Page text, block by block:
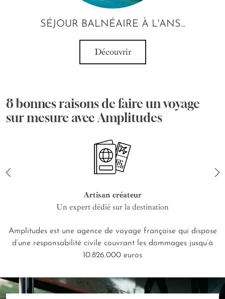
SÉJOUR BALNÉAIRE À L'ANS...
Découvrir
8 bonnes raisons de faire un voyage
sur mesure avec Amplitudes
Artisan créateur
Un expert dédié sur la destination
Amplitudes est une agence de voyage française qui dispose
d’une responsabilité civile couvrant les dommages jusqu’à
10.826.000 euros